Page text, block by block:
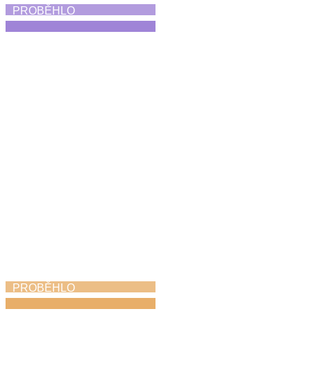
PROBĚHLO
PROBĚHLO